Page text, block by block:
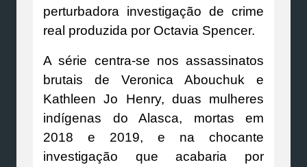
perturbadora investigação de crime
real produzida por Octavia Spencer.
A série centra-se nos assassinatos
brutais de Veronica Abouchuk e
Kathleen Jo Henry, duas mulheres
indígenas do Alasca, mortas em
2018 e 2019, e na chocante
investigação que acabaria por